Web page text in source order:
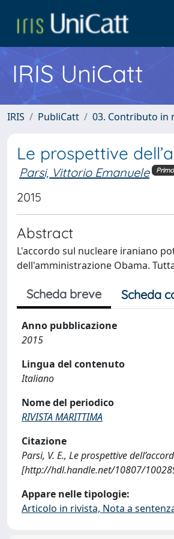
IRIS UniCatt
IRIS PubliCatt 03. Contributo in
Le prospettive
Parsi, Vittorio Emanuele Primo
2015
Abstract
L'accordo sul nucleare iraniano
dell'amministrazione Obama.
Scheda breve Scheda
Anno pubblicazione
2015
Lingua del contenuto
Italiano
Nome del periodico
RIVISTA MARITTIMA
Citazione
Parsi, V. E., Le prospettive
[http://hdl.handle.net/10807/
Appare nelle tipologie:
Articolo in rivista, Nota a